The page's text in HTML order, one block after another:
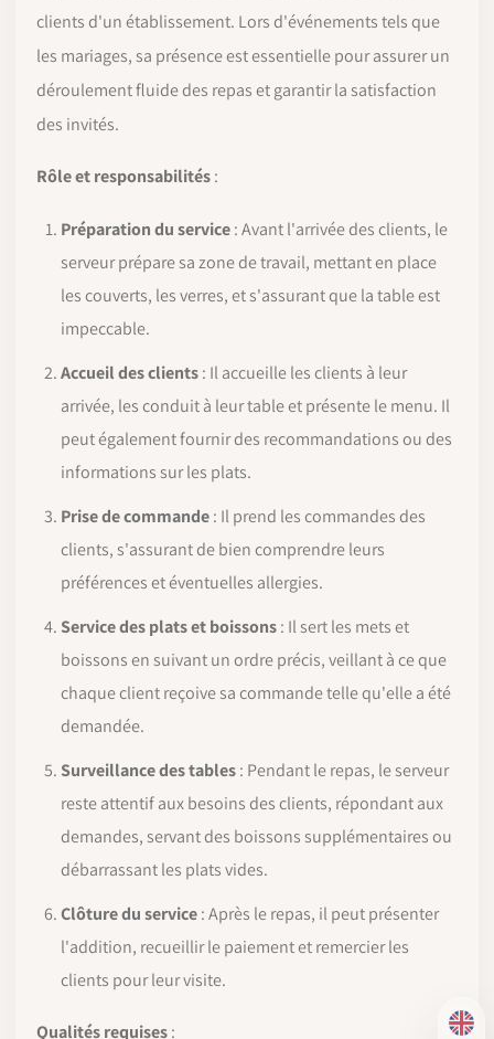
EN
clients d'un établissement. Lors d'événements tels que
les mariages, sa présence est essentielle pour assurer un
déroulement fluide des repas et garantir la satisfaction
des invités.
Rôle et responsabilités:
Préparation du service: Avant l'arrivée des clients, le
serveur prépare sa zone de travail, mettant en place
les couverts, les verres, et s'assurant que la table est
impeccable.
Accueil des clients: Il accueille les clients à leur
arrivée, les conduit à leur table et présente le menu. Il
peut également fournir des recommandations ou des
informations sur les plats.
Prise de commande: Il prend les commandes des
clients, s'assurant de bien comprendre leurs
préférences et éventuelles allergies.
Service des plats et boissons: Il sert les mets et
boissons en suivant un ordre précis, veillant à ce que
chaque client reçoive sa commande telle qu'elle a été
demandée.
Surveillance des tables: Pendant le repas, le serveur
reste attentif aux besoins des clients, répondant aux
demandes, servant des boissons supplémentaires ou
débarrassant les plats vides.
Clôture du service: Après le repas, il peut présenter
l'addition, recueillir le paiement et remercier les
clients pour leur visite.
Qualités requises: